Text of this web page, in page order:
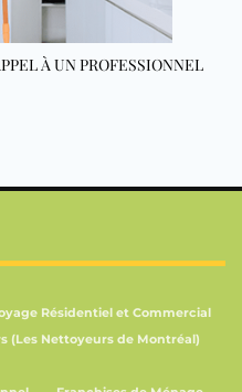
À UN PROFESSIONNEL
Résidentiel et Commercial
(Les Nettoyeurs de Montréal)